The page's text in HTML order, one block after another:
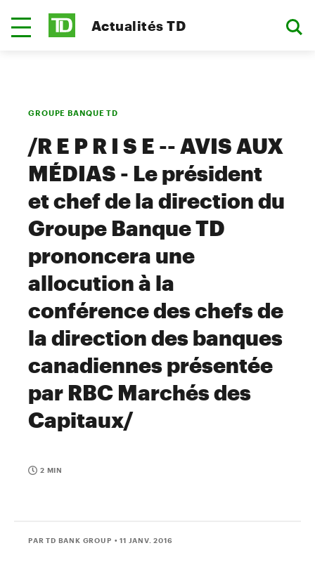
Actualités TD
GROUPE BANQUE TD
/R E P R I S E -- AVIS AUX
MÉDIAS - Le président
et chef de la direction du
Groupe Banque TD
prononcera une
allocution à la
conférence des chefs de
la direction des banques
canadiennes présentée
par RBC Marchés des
Capitaux/
2 MIN
PAR TD BANK GROUP • 11 JANV. 2016